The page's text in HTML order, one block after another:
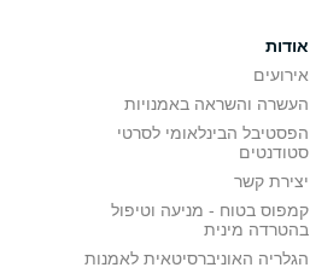
אודות
אירועים
העשרה והשראה באמנויות
הפסטיבל הבינלאומי לסרטי
סטודנטים
יצירת קשר
קמפוס בטוח - מניעה וטיפול
בהטרדה מינית
הגלריה האוניברסיטאית לאמנות